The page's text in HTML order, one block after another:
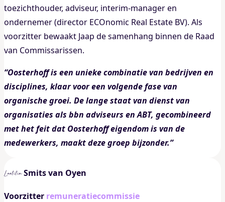
toezichthouder, adviseur, interim-manager en
ondernemer (director ECOnomic Real Estate BV). Als
voorzitter bewaakt Jaap de samenhang binnen de Raad
van Commissarissen.
“Oosterhoff is een unieke combinatie van bedrijven en
disciplines, klaar voor een volgende fase van
organische groei. De lange staat van dienst van
organisaties als bbn adviseurs en ABT, gecombineerd
met het feit dat Oosterhoff eigendom is van de
medewerkers, maakt deze groep bijzonder.”
LaetitiaSmits van Oyen
Voorzitter remuneratiecommissie